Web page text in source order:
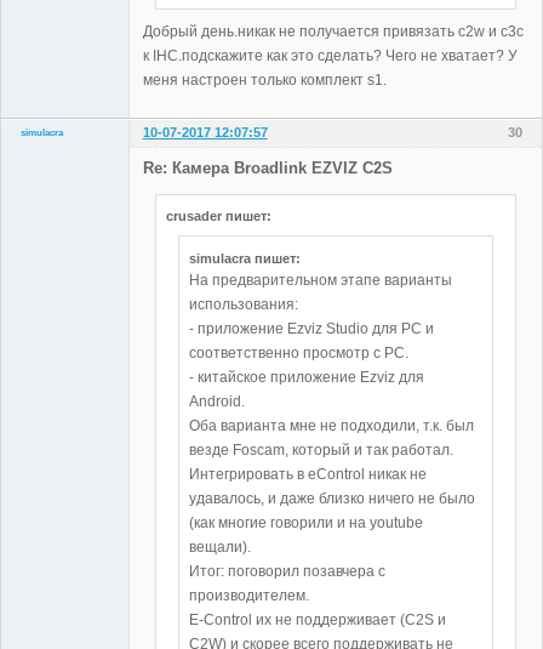
Добрый день.никак не получается привязать c2w и c3c
к IHC.подскажите как это сделать? Чего не хватает? У
меня настроен только комплект s1.
30
simulacra
10-07-2017 12:07:57
Re: Камера Broadlink EZVIZ C2S
crusader пишет:
simulacra пишет:
На предварительном этапе варианты
использования:
- приложение Ezviz Studio для РС и
соответственно просмотр с РС.
- китайское приложение Ezviz для
Android.
Оба варианта мне не подходили, т.к. был
везде Foscam, который и так работал.
Интегрировать в eControl никак не
удавалось, и даже близко ничего не было
(как многие говорили и на youtube
вещали).
Итог: поговорил позавчера с
производителем.
E-Control их не поддерживает (C2S и
C2W) и скорее всего поддерживать не